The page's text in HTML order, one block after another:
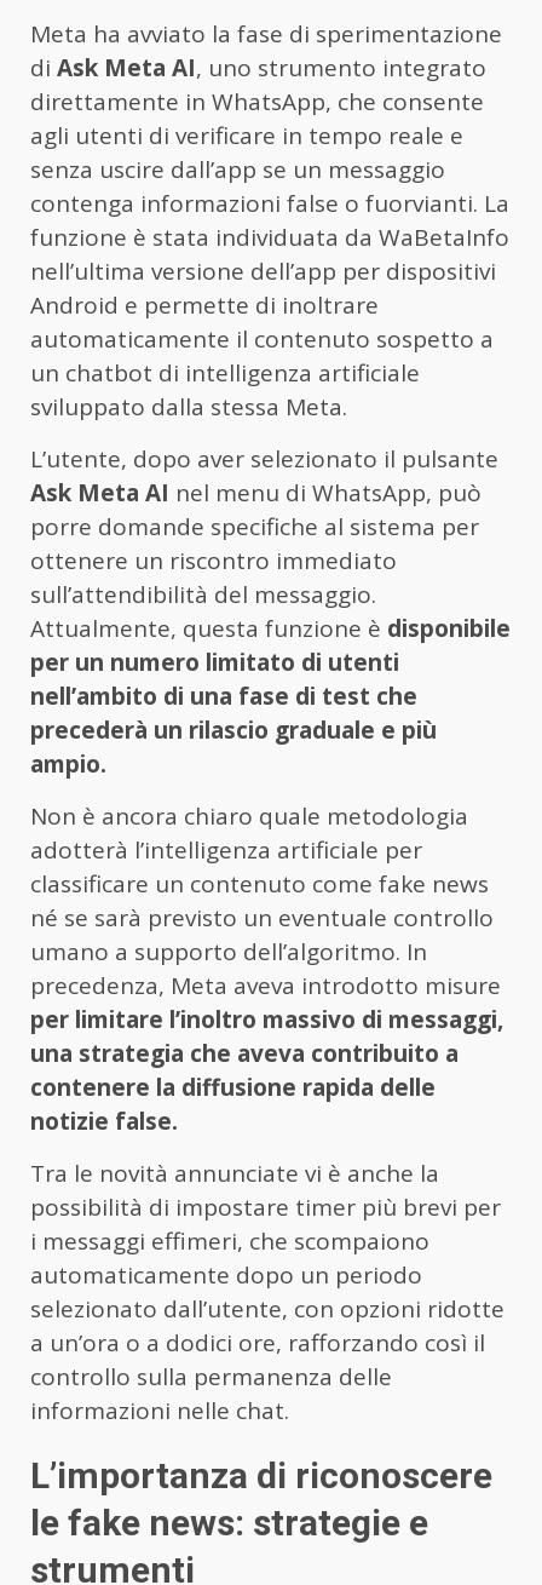
Meta ha avviato la fase di sperimentazione
di Ask Meta AI, uno strumento integrato
direttamente in WhatsApp, che consente
agli utenti di verificare in tempo reale e
senza uscire dall’app se un messaggio
contenga informazioni false o fuorvianti. La
funzione è stata individuata da WaBetaInfo
nell’ultima versione dell’app per dispositivi
Android e permette di inoltrare
automaticamente il contenuto sospetto a
un chatbot di intelligenza artificiale
sviluppato dalla stessa Meta.
L’utente, dopo aver selezionato il pulsante
Ask Meta AI nel menu di WhatsApp, può
porre domande specifiche al sistema per
ottenere un riscontro immediato
sull’attendibilità del messaggio.
Attualmente, questa funzione è disponibile
per un numero limitato di utenti
nell’ambito di una fase di test che
precederà un rilascio graduale e più
ampio.
Non è ancora chiaro quale metodologia
adotterà l’intelligenza artificiale per
classificare un contenuto come fake news
né se sarà previsto un eventuale controllo
umano a supporto dell’algoritmo. In
precedenza, Meta aveva introdotto misure
per limitare l’inoltro massivo di messaggi,
una strategia che aveva contribuito a
contenere la diffusione rapida delle
notizie false.
Tra le novità annunciate vi è anche la
possibilità di impostare timer più brevi per
i messaggi effimeri, che scompaiono
automaticamente dopo un periodo
selezionato dall’utente, con opzioni ridotte
a un’ora o a dodici ore, rafforzando così il
controllo sulla permanenza delle
informazioni nelle chat.
L’importanza di riconoscere
le fake news: strategie e
strumenti